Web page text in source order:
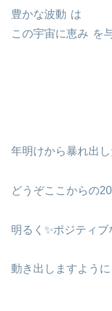
豊かな波動 は
この宇宙に恵み を
年明けから暴れ出
どうぞここからの
明るく✨ポジティブ
動き出しますように